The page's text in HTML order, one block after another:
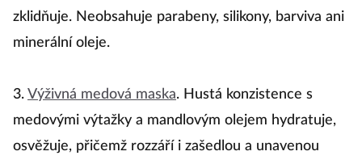
zklidňuje. Neobsahuje parabeny, silikony, barviva ani
minerální oleje.
3. Výživná medová maska. Hustá konzistence s
medovými výtažky a mandlovým olejem hydratuje,
osvěžuje, přičemž rozzáří i zašedlou a unavenou